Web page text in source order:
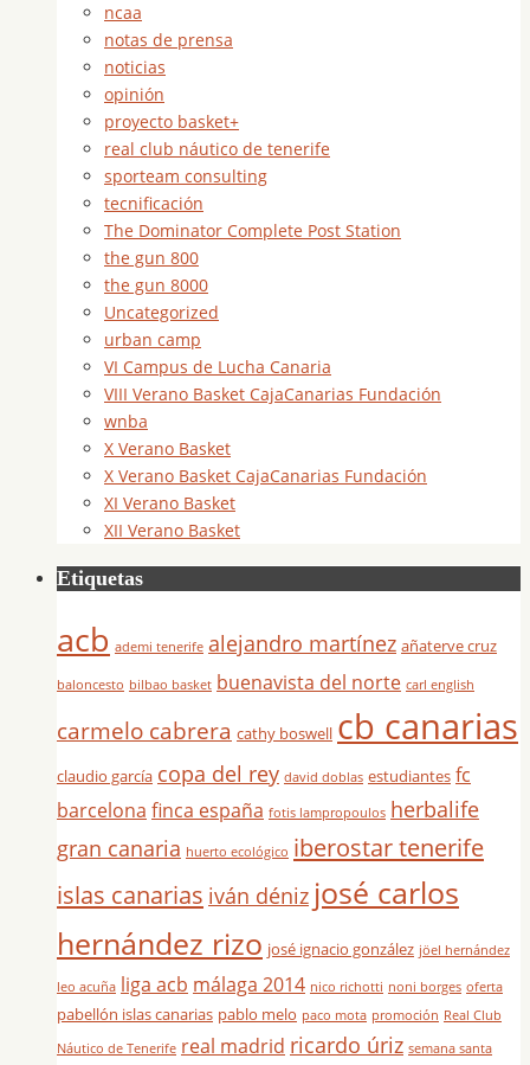
ncaa
notas de prensa
noticias
opinión
proyecto basket+
real club náutico de tenerife
sporteam consulting
tecnificación
The Dominator Complete Post Station
the gun 800
the gun 8000
Uncategorized
urban camp
VI Campus de Lucha Canaria
VIII Verano Basket CajaCanarias Fundación
wnba
X Verano Basket
X Verano Basket CajaCanarias Fundación
XI Verano Basket
XII Verano Basket
Etiquetas
acb ademi tenerife alejandro martínez añaterve cruz
baloncesto bilbao basket buenavista del norte carl english
carmelo cabrera cathy boswell cb canarias
claudio garcía copa del rey david doblas estudiantes fc
barcelona finca españa fotis lampropoulos herbalife
gran canaria huerto ecológico iberostar tenerife
islas canarias iván déniz josé carlos
hernández rizo josé ignacio gonzález jöel hernández
leo acuña liga acb málaga 2014 nico richotti noni borges oferta
pabellón islas canarias pablo melo paco mota promoción Real Club
Náutico de Tenerife real madrid ricardo úriz semana santa